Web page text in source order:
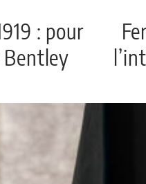
: pour
Bentley